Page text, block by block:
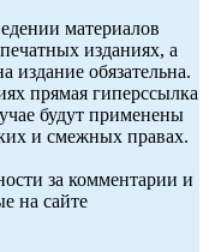
материалов
изданиях, а
издание обязательна.
прямая гиперссылка
будут применены
и смежных правах.
за комментарии и
на сайте